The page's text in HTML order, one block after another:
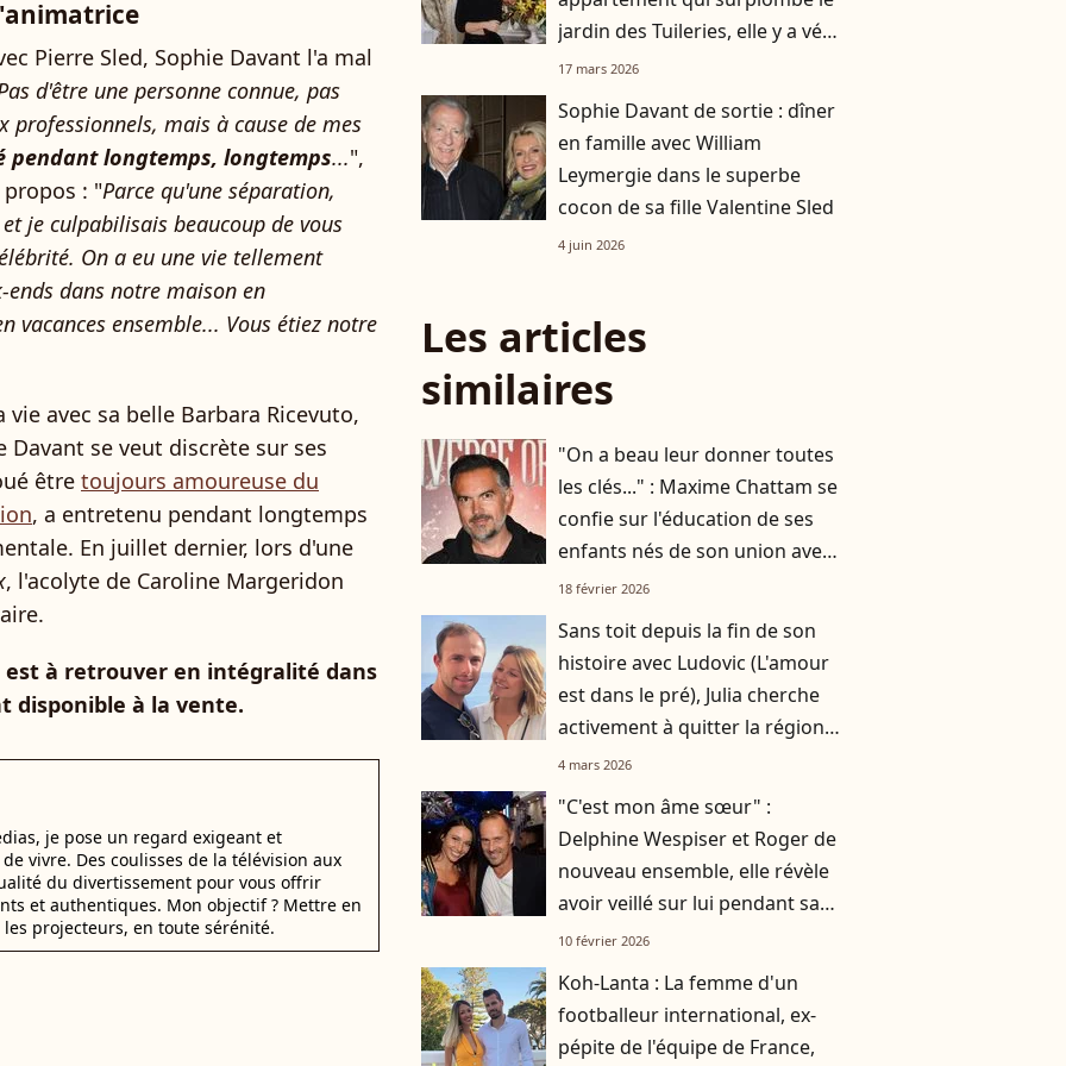
Pierre Sled, Sophie Davant l'a mal
d'être une personne connue, pas
professionnels, mais à cause de mes
pendant longtemps, longtemps...",
: "Parce qu'une séparation,
je culpabilisais beaucoup de vous
On a eu une vie tellement
dans notre maison en
ensemble... Vous étiez notre
avec sa belle Barbara Ricevuto,
Davant se veut discrète sur ses
être toujours amoureuse du
, a entretenu pendant longtemps
En juillet dernier, lors d'une
, l'acolyte de Caroline Margeridon
à retrouver en intégralité dans
disponible à la vente.
je pose un regard exigeant et
vivre. Des coulisses de la télévision aux
du divertissement pour vous offrir
et authentiques. Mon objectif ? Mettre en
projecteurs, en toute sérénité.
jardin des Tuileries, elle y a vécu
avec son mari Roger Vadim
17 mars 2026
Sophie Davant de sortie : dîner
en famille avec William
Leymergie dans le superbe
cocon de sa fille Valentine Sled
4 juin 2026
Les articles
similaires
"On a beau leur donner toutes
les clés..." : Maxime Chattam se
confie sur l'éducation de ses
enfants nés de son union avec
Faustine Bollaert
18 février 2026
Sans toit depuis la fin de son
histoire avec Ludovic (L'amour
est dans le pré), Julia cherche
activement à quitter la région
de l'agriculteur
4 mars 2026
"C'est mon âme sœur" :
Delphine Wespiser et Roger de
nouveau ensemble, elle révèle
avoir veillé sur lui pendant sa
convalescence au Mexique
10 février 2026
Koh-Lanta : La femme d'un
footballeur international, ex-
pépite de l'équipe de France,